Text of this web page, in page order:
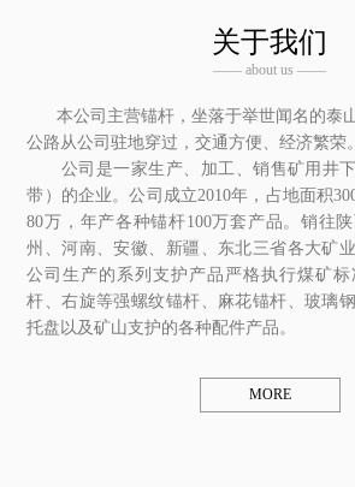
关于我们
—— about us ——
本公司主营锚杆，坐落于举世闻名的泰
公路从公司驻地穿过，交通方便、经济繁荣。
公司是一家生产、加工、销售矿用井下
带）的企业。公司成立2010年，占地面积
80万，年产各种锚杆100万套产品。销往
州、河南、安徽、新疆、东北三省各大矿
公司生产的系列支护产品严格执行煤矿
杆、右旋等强螺纹锚杆、麻花锚杆、玻璃
托盘以及矿山支护的各种配件产品。
MORE